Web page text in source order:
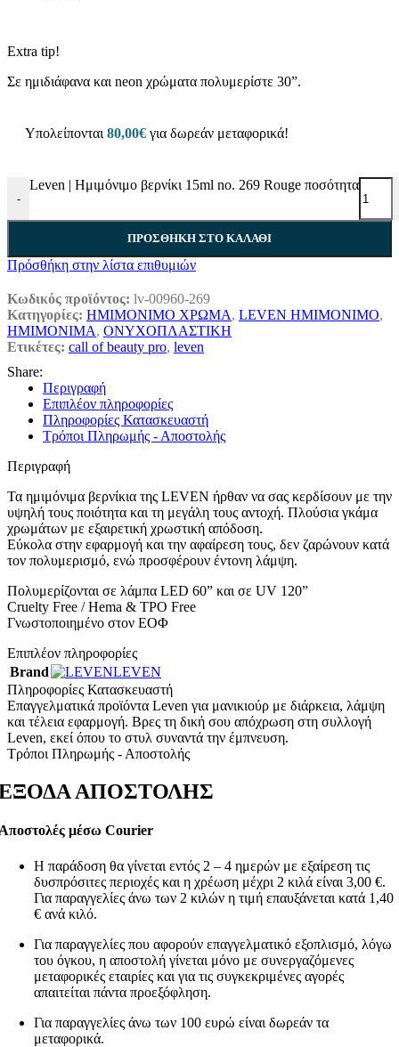
Extra tip!
Σε ημιδιάφανα και neon χρώματα πολυμερίστε 30”.
Υπολείπονται 80,00€ για δωρεάν μεταφορικά!
-
Leven | Ημιμόνιμο βερνίκι 15ml no. 269 Rouge ποσότητα
ΠΡΟΣΘΉΚΗ ΣΤΟ ΚΑΛΆΘΙ
Πρόσθήκη στην λίστα επιθυμιών
Κωδικός προϊόντος: lv-00960-269
Κατηγορίες: ΗΜΙΜΟΝΙΜΟ ΧΡΩΜΑ, LEVEN ΗΜΙΜΟΝΙΜΟ,
ΗΜΙΜΟΝΙΜΑ, ΟΝΥΧΟΠΛΑΣΤΙΚΗ
Ετικέτες: call of beauty pro, leven
Share:
Περιγραφή
Επιπλέον πληροφορίες
Πληροφορίες Κατασκευαστή
Τρόποι Πληρωμής - Αποστολής
Περιγραφή
Τα ημιμόνιμα βερνίκια της LEVEN ήρθαν να σας κερδίσουν με την
υψηλή τους ποιότητα και τη μεγάλη τους αντοχή. Πλούσια γκάμα
χρωμάτων με εξαιρετική χρωστική απόδοση.
Εύκολα στην εφαρμογή και την αφαίρεση τους, δεν ζαρώνουν κατά
τον πολυμερισμό, ενώ προσφέρουν έντονη λάμψη.
Πολυμερίζονται σε λάμπα LED 60” και σε UV 120”
Cruelty Free / Hema & TPO Free
Γνωστοποιημένο στον ΕΟΦ
Επιπλέον πληροφορίες
Brand
LEVEN
Πληροφορίες Κατασκευαστή
Επαγγελματικά προϊόντα Leven για μανικιούρ με διάρκεια, λάμψη
και τέλεια εφαρμογή. Βρες τη δική σου απόχρωση στη συλλογή
Leven, εκεί όπου το στυλ συναντά την έμπνευση.
Τρόποι Πληρωμής - Αποστολής
ΑΠΟΣΤΟΛΗΣ
μέσω Courier
Η παράδοση θα γίνεται εντός 2 – 4 ημερών με εξαίρεση τις
δυσπρόσιτες περιοχές και η χρέωση μέχρι 2 κιλά είναι 3,00 €.
Για παραγγελίες άνω των 2 κιλών η τιμή επαυξάνεται κατά 1,40
€ ανά κιλό.
Για παραγγελίες που αφορούν επαγγελματικό εξοπλισμό, λόγω
του όγκου, η αποστολή γίνεται μόνο με συνεργαζόμενες
μεταφορικές εταιρίες και για τις συγκεκριμένες αγορές
απαιτείται πάντα προεξόφληση.
Για παραγγελίες άνω των 100 ευρώ είναι δωρεάν τα
μεταφορικά.